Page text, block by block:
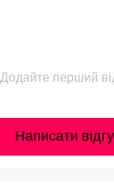
Додайте перший
Написати